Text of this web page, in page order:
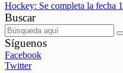
Hockey: Se completa la fecha
Buscar
Síguenos
Facebook
Twitter